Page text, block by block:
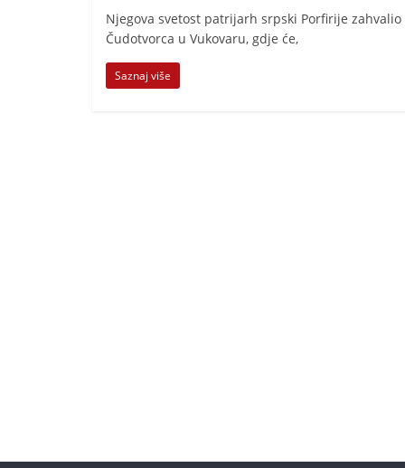
Njegova svetost patrijarh srpski Porfirije
Čudotvorca u Vukovaru, gdje će,
Saznaj više